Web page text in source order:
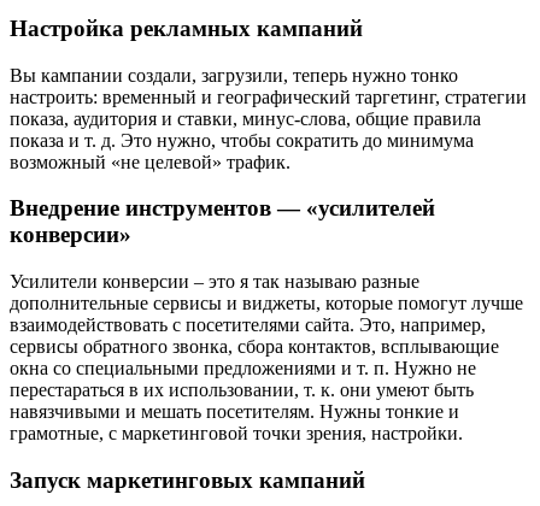
Настройка рекламных кампаний
Вы кампании создали, загрузили, теперь нужно тонко
настроить: временный и географический таргетинг, стратегии
показа, аудитория и ставки, минус-слова, общие правила
показа и т. д. Это нужно, чтобы сократить до минимума
возможный «не целевой» трафик.
Внедрение инструментов — «усилителей
конверсии»
Усилители конверсии – это я так называю разные
дополнительные сервисы и виджеты, которые помогут лучше
взаимодействовать с посетителями сайта. Это, например,
сервисы обратного звонка, сбора контактов, всплывающие
окна со специальными предложениями и т. п. Нужно не
перестараться в их использовании, т. к. они умеют быть
навязчивыми и мешать посетителям. Нужны тонкие и
грамотные, с маркетинговой точки зрения, настройки.
Запуск маркетинговых кампаний